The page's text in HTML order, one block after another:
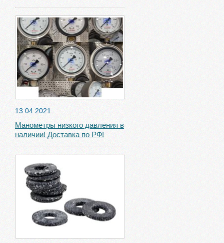
13.04.2021
Манометры низкого давления в
наличии! Доставка по РФ!